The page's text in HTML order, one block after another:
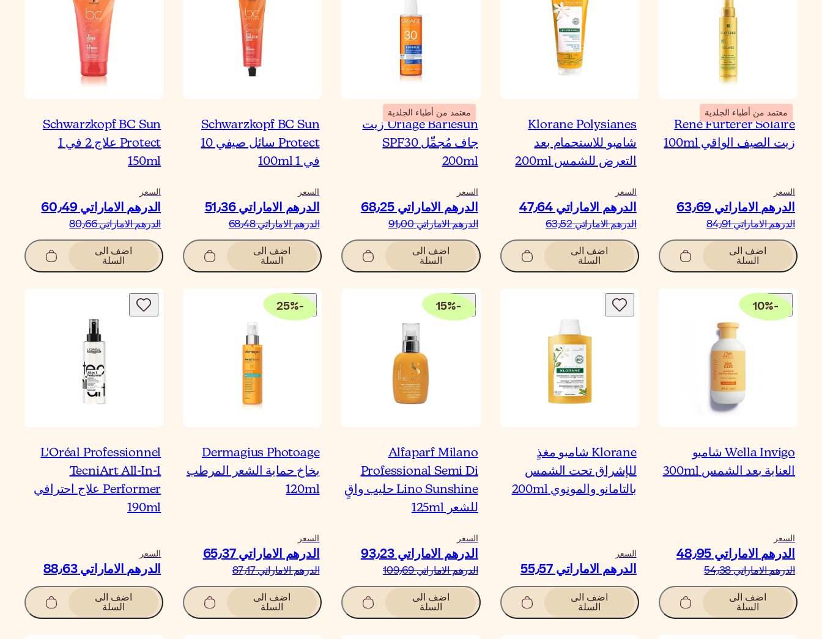
معتمد من أطباء الجلدية
René Furterer Solaire
زيت الصيف الواقي 100ml
السعر
الدرهم الاماراتي‏ 63٫69
الدرهم الاماراتي‏ 84٫91
اضف الى
السلة
Klorane Polysianes
شامبو للاستحمام بعد
التعرض للشمس 200ml
السعر
الدرهم الاماراتي‏ 47٫64
الدرهم الاماراتي‏ 63٫52
اضف الى
السلة
معتمد من أطباء الجلدية
Uriage Bariésun زيت
جاف مُجمِّل SPF30
200ml
السعر
الدرهم الاماراتي‏ 68٫25
الدرهم الاماراتي‏ 91٫00
اضف الى
السلة
Schwarzkopf BC Sun
Protect سائل صيفي 10
في 1 100ml
السعر
الدرهم الاماراتي‏ 51٫36
الدرهم الاماراتي‏ 68٫48
اضف الى
السلة
Schwarzkopf BC Sun
Protect علاج 2 في 1
150ml
السعر
الدرهم الاماراتي‏ 60٫49
الدرهم الاماراتي‏ 80٫66
اضف الى
السلة
-
10%
Wella Invigo شامبو
العناية بعد الشمس 300ml
السعر
الدرهم الاماراتي‏ 48٫95
الدرهم الاماراتي‏ 54٫38
اضف الى
السلة
Klorane شامبو مغذٍ
للإشراق تحت الشمس
بالتامانو والمونوي 200ml
السعر
الدرهم الاماراتي‏ 55٫57
اضف الى
السلة
-
15%
Alfaparf Milano
Professional Semi Di
Lino Sunshine حليب واقٍ
للشعر 125ml
السعر
الدرهم الاماراتي‏ 93٫23
الدرهم الاماراتي‏ 109٫69
اضف الى
السلة
-
25%
Dermagius Photoage
بخاخ حماية الشعر المرطب
120ml
السعر
الدرهم الاماراتي‏ 65٫37
الدرهم الاماراتي‏ 87٫17
اضف الى
السلة
L'Oréal Professionnel
TecniArt All-In-1
Performer علاج احترافي
190ml
السعر
الدرهم الاماراتي‏ 88٫63
اضف الى
السلة